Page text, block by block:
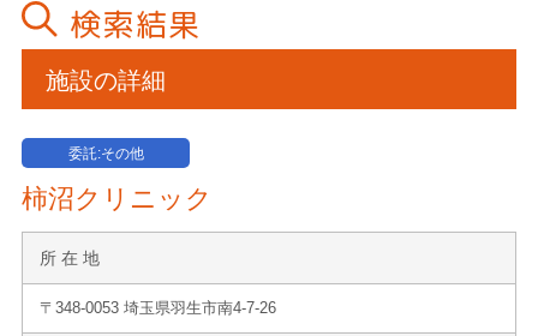
検索結果
施設の詳細
委託:その他
柿沼クリニック
所 在 地
〒348-0053 埼玉県羽生市南4-7-26